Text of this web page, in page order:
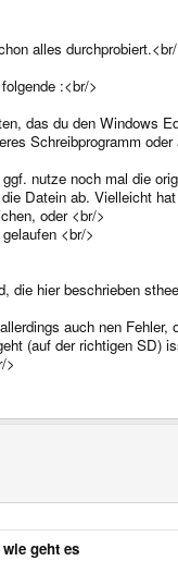
alles
:<br/>
das du den Windows
Schreibprogramm
nutze noch mal die
Datein ab. Vielleicht
oder <br/>
<br/>
die hier beschrieben
auch nen Fehler,
(auf der richtigen SD)
>
geht es